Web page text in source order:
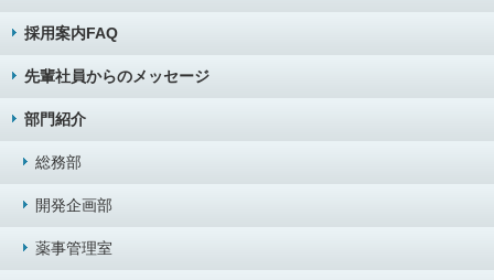
採用案内FAQ
先輩社員からのメッセージ
部門紹介
総務部
開発企画部
薬事管理室